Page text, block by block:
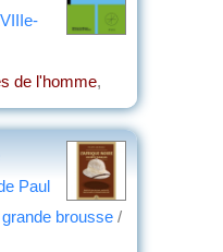
de l'homme,
Paul
brousse /